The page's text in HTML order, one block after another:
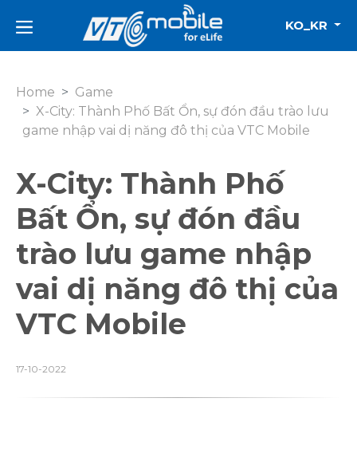
KO_KR
Home
Game
X-City: Thành Phố Bất Ổn, sự đón đầu trào lưu
game nhập vai dị năng đô thị của VTC Mobile
X-City: Thành Phố
Bất Ổn, sự đón đầu
trào lưu game nhập
vai dị năng đô thị của
VTC Mobile
17-10-2022